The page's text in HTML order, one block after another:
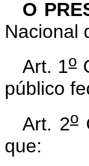
O
Nacional
Art. 1o
público
Art. 2o
que: